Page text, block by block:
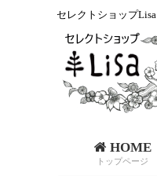
セレクトショップLisa
HOME
トップページ